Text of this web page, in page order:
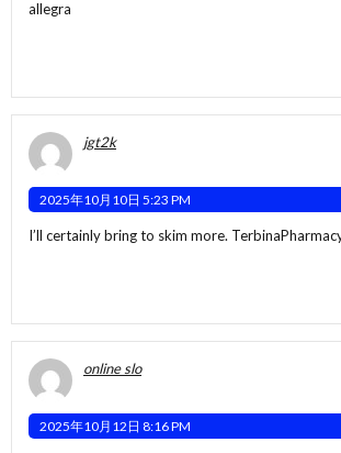
allegra
jgt2k
2025年10月10日 5:23 PM
I’ll certainly bring to skim more.
online slo
2025年10月12日 8:16 PM